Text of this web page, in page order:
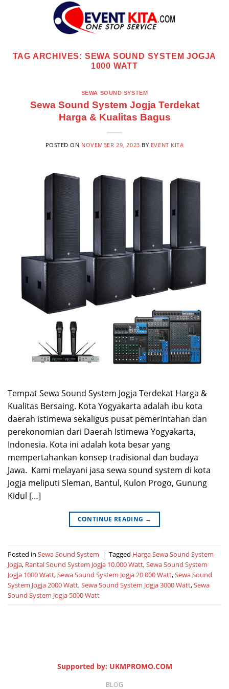
TAG ARCHIVES: SEWA SOUND SYSTEM JOGJA
1000 WATT
SEWA SOUND SYSTEM
Sewa Sound System Jogja Terdekat
Harga & Kualitas Bagus
POSTED ON NOVEMBER 29, 2023 BY EVENT KITA
Tempat Sewa Sound System Jogja Terdekat Harga &
Kualitas Bersaing. Kota Yogyakarta adalah ibu kota
daerah istimewa sekaligus pusat pemerintahan dan
perekonomian dari Daerah Istimewa Yogyakarta,
Indonesia. Kota ini adalah kota besar yang
mempertahankan konsep tradisional dan budaya
Jawa. Kami melayani jasa sewa sound system di kota
Jogja meliputi Sleman, Bantul, Kulon Progo, Gunung
Kidul […]
CONTINUE READING →
Posted in Sewa Sound System | Tagged Harga Sewa Sound System
Jogja, Rantal Sound System Jogja 10.000 Watt,Sewa Sound System
Jogja 1000 Watt,Sewa Sound System Jogja 20 000 Watt,Sewa Sound
System Jogja 2000 Watt,Sewa Sound System Jogja 3000 Watt,Sewa
Sound System Jogja 5000 Watt
Supported by: UKMPROMO.COM
BLOG